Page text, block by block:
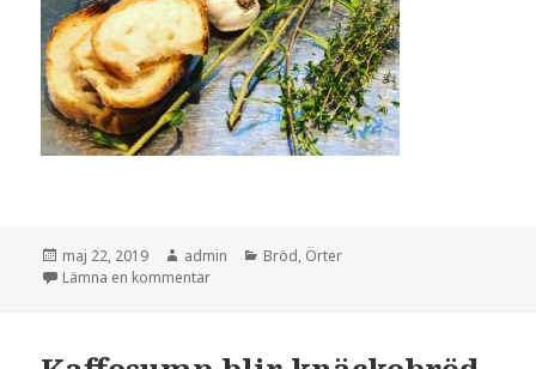
Postat
maj 22, 2019 Författare
admin Kategorier
Bröd, Örter
Lämna en kommentartill Pesto